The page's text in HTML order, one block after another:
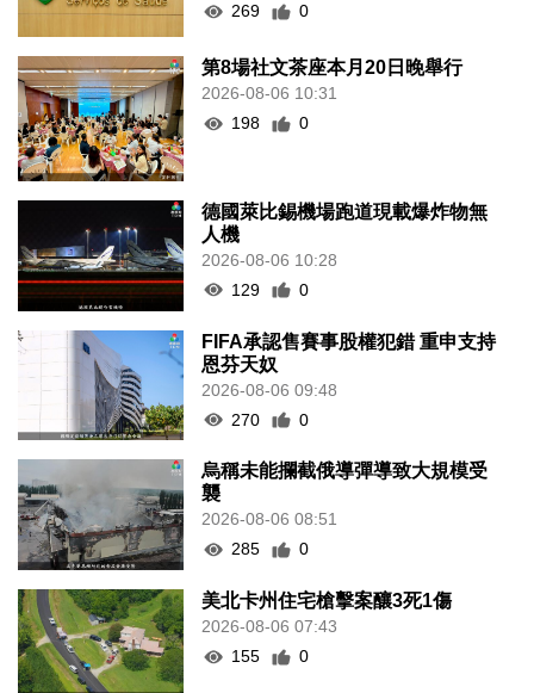
269
0
第8場社文茶座本月20日晚舉行
2026-08-06 10:31
198
0
德國萊比錫機場跑道現載爆炸物無
人機
2026-08-06 10:28
129
0
FIFA承認售賽事股權犯錯 重申支持
恩芬天奴
2026-08-06 09:48
270
0
烏稱未能攔截俄導彈導致大規模受
襲
2026-08-06 08:51
285
0
美北卡州住宅槍擊案釀3死1傷
2026-08-06 07:43
155
0